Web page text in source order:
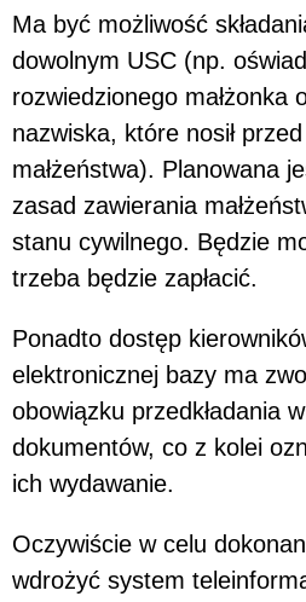
Ma być możliwość
dowolnym USC (np.
rozwiedzionego małżonka
nazwiska, które nosił
małżeństwa). Planowana
zasad zawierania
stanu cywilnego. Będzie
trzeba będzie zapłacić.
Ponadto dostęp
elektronicznej bazy ma
obowiązku przedkładania
dokumentów, co z kolei
ich wydawanie.
Oczywiście w celu
wdrożyć system